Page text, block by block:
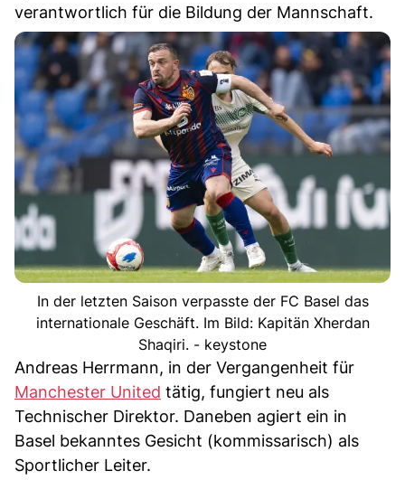
verantwortlich für die Bildung der Mannschaft.
In der letzten Saison verpasste der FC Basel das
internationale Geschäft. Im Bild: Kapitän Xherdan
Shaqiri. - keystone
Andreas Herrmann, in der Vergangenheit für
Manchester United tätig, fungiert neu als
Technischer Direktor. Daneben agiert ein in
Basel bekanntes Gesicht (kommissarisch) als
Sportlicher Leiter.